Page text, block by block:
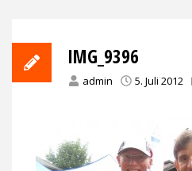
IMG_9396
admin 5. Juli 2012